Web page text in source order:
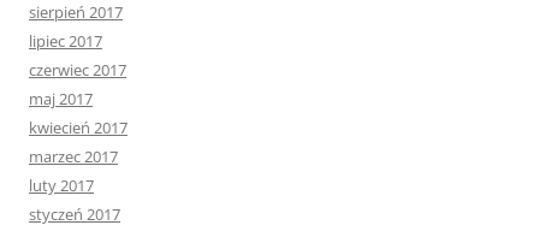
sierpień 2017
lipiec 2017
czerwiec 2017
maj 2017
kwiecień 2017
marzec 2017
luty 2017
styczeń 2017